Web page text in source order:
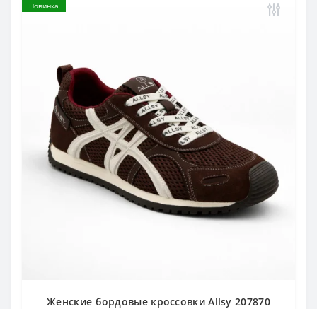
Новинка
Женские бордовые кроссовки Allsy 207870